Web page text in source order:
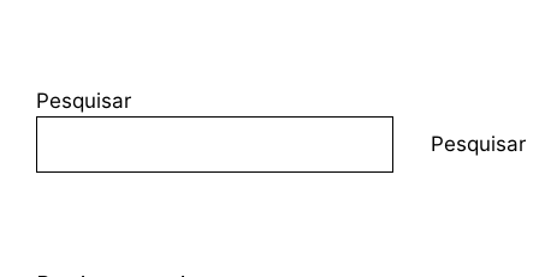
Pesquisar
Pesquisar